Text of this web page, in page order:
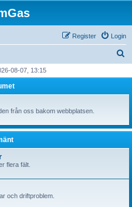
Login
Register
r
h
08-07, 13:15
från oss bakom webbplatsen.
flera fält.
och driftproblem.